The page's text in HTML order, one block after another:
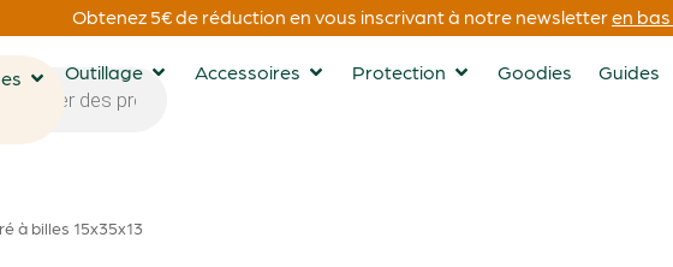
Obtenez 5€ de réduction en vous inscrivant à notre newsletteren
Outillage Accessoires Protection Goodies Guides
à billes 15x35x13